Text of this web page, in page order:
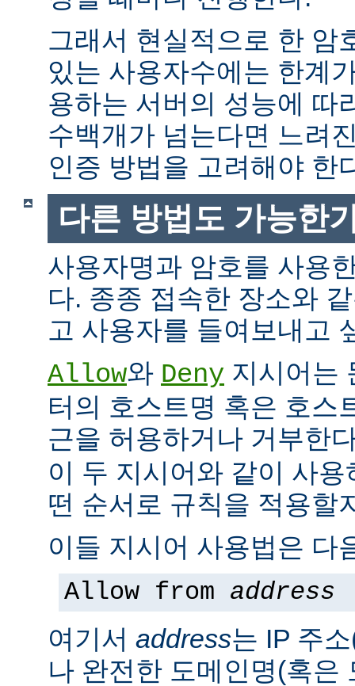
그래서 현실적으로 한 암
있는 사용자수에는 한계
용하는 서버의 성능에 따
수백개가 넘는다면 느려
인증 방법을 고려해야 한
다른 방법도 가능한
사용자명과 암호를 사용
다. 종종 접속한 장소와
고 사용자를 들여보내고
Allow와 Deny 지시어는
터의 호스트명 혹은 호스
근을 허용하거나 거부한
이 두 지시어와 같이 사
떤 순서로 규칙을 적용할
이들 지시어 사용법은 다
Allow from address
여기서 address는 IP 주
나 완전한 도메인명(혹은